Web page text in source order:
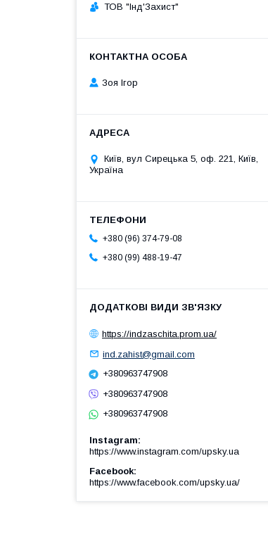
ТОВ "Інд'Захист"
Зоя Ігор
Київ, вул Сирецька 5, оф. 221, Київ,
Україна
+380 (96) 374-79-08
+380 (99) 488-19-47
https://indzaschita.prom.ua/
ind.zahist@gmail.com
+380963747908
+380963747908
+380963747908
Instagram
https://www.instagram.com/upsky.ua
Facebook
https://www.facebook.com/upsky.ua/